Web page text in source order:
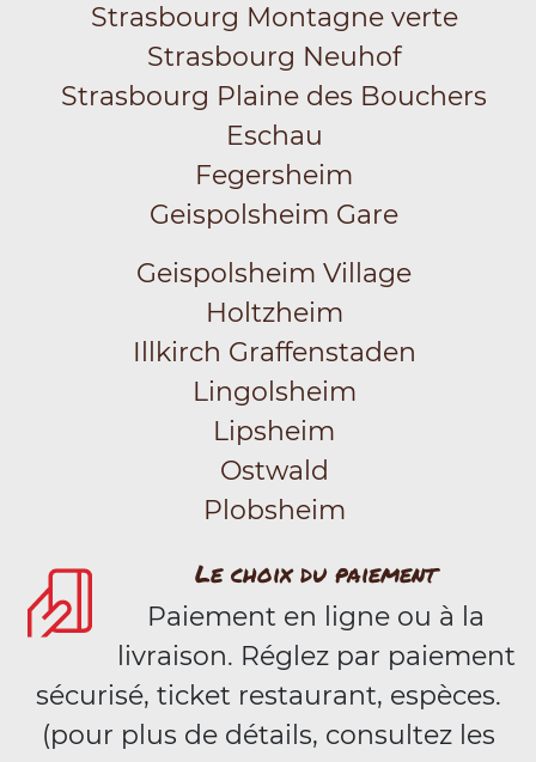
Strasbourg Montagne verte
Strasbourg Neuhof
Strasbourg Plaine des Bouchers
Eschau
Fegersheim
Geispolsheim Gare
Geispolsheim Village
Holtzheim
Illkirch Graffenstaden
Lingolsheim
Lipsheim
Ostwald
Plobsheim
Le choix du paiement
Paiement en ligne ou à la
livraison. Réglez par paiement
sécurisé, ticket restaurant, espèces.
(pour plus de détails, consultez les